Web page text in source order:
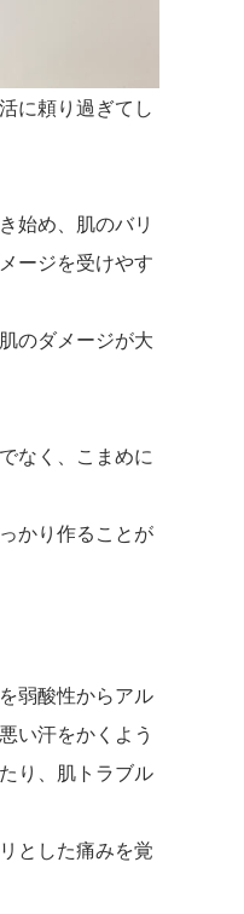
に頼り過ぎてし
始め、肌のバリ
ージを受けやす
のダメージが大
なく、こまめに
かり作ることが
弱酸性からアル
い汗をかくよう
り、肌トラブル
とした痛みを覚